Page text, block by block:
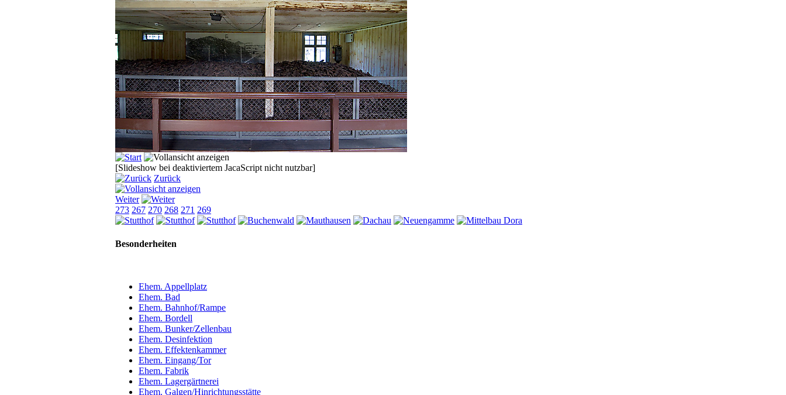
[Slideshow bei deaktiviertem JacaScript nicht nutzbar]
Zurück
Weiter
273 267 270 268 271 269
Besonderheiten
Ehem. Appellplatz
Ehem. Bad
Ehem. Bahnhof/Rampe
Ehem. Bordell
Ehem. Bunker/Zellenbau
Ehem. Desinfektion
Ehem. Effektenkammer
Ehem. Eingang/Tor
Ehem. Fabrik
Ehem. Lagergärtnerei
Ehem. Galgen/Hinrichtungsstätte